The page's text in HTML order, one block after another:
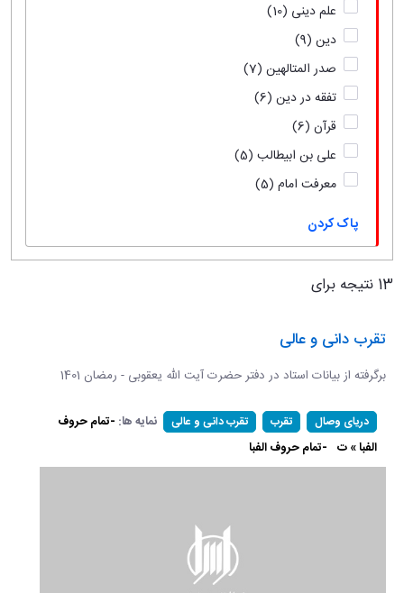
علم دینی (10)
دین (9)
صدر المتالهین (7)
تفقه در دین (6)
قرآن (6)
علی بن ابیطالب (5)
معرفت امام (5)
پاک کردن
13 نتیجه برای
تقرب دانی و عالی
برگرفته از بیانات استاد در دفتر حضرت آیت الله یعقوبی - رمضان 1401
دریای وصال تقرب تقرب دانی و عالی نمایه ها: -تمام حروف
الفبا » ت -تمام حروف الفبا